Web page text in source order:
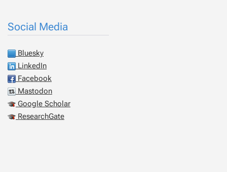
Social Media
Bluesky
LinkedIn
Facebook
Mastodon
Google Scholar
ResearchGate